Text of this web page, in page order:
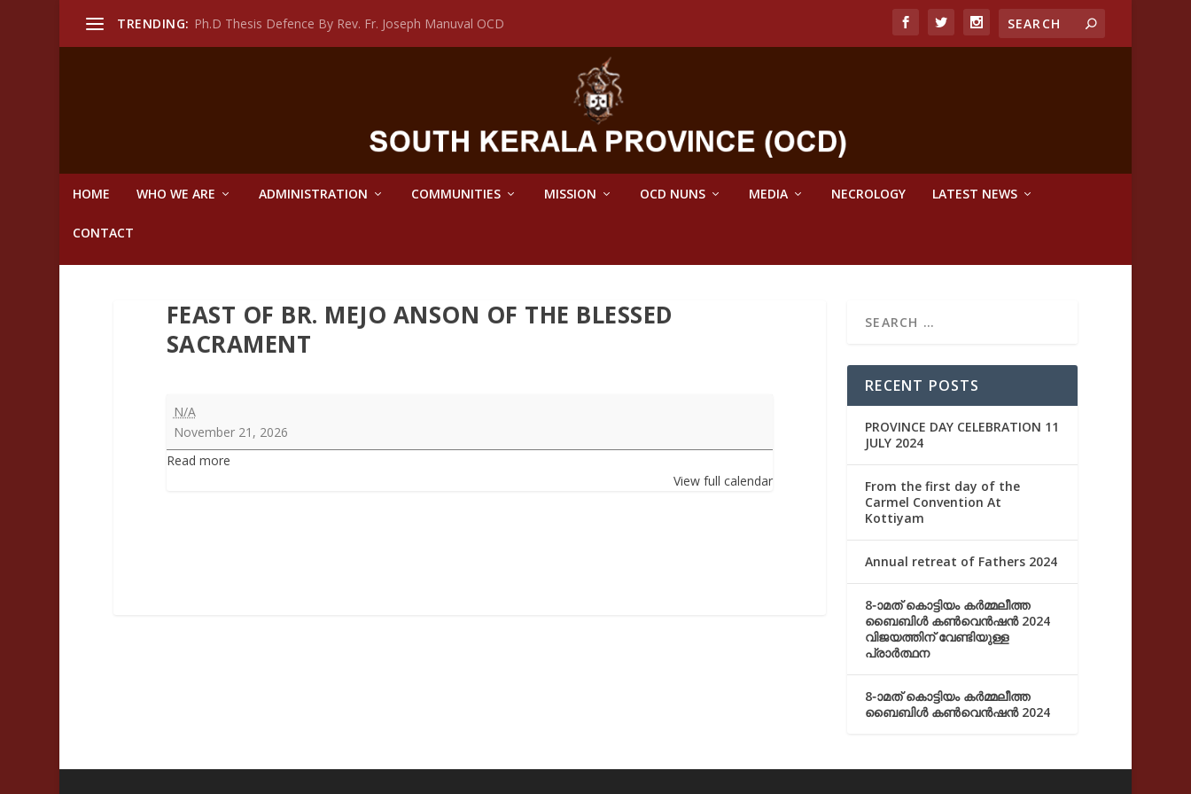
TRENDING: Ph.D Thesis Defence By Rev. Fr. Joseph Manuval OCD
HOME WHO WE ARE ADMINISTRATION COMMUNITIES MISSION OCD NUNS MEDIA NECROLOGY LATEST NEWS
CONTACT
FEAST OF BR. MEJO ANSON OF THE BLESSED
SACRAMENT
Feast
of
Mejo
N/A
November 21, 2026
Read more
View full calendar
RECENT POSTS
PROVINCE DAY CELEBRATION 11
JULY 2024
From the first day of the
Carmel Convention At
Kottiyam
Annual retreat of Fathers 2024
8-ാമത് കൊട്ടിയം കർമ്മലീത്ത
ബൈബിൾ കൺവെൻഷൻ 2024
വിജയത്തിന് വേണ്ടിയുള്ള
പ്രാർത്ഥന
8-ാമത് കൊട്ടിയം കർമ്മലീത്ത
ബൈബിൾ കൺവെൻഷൻ 2024